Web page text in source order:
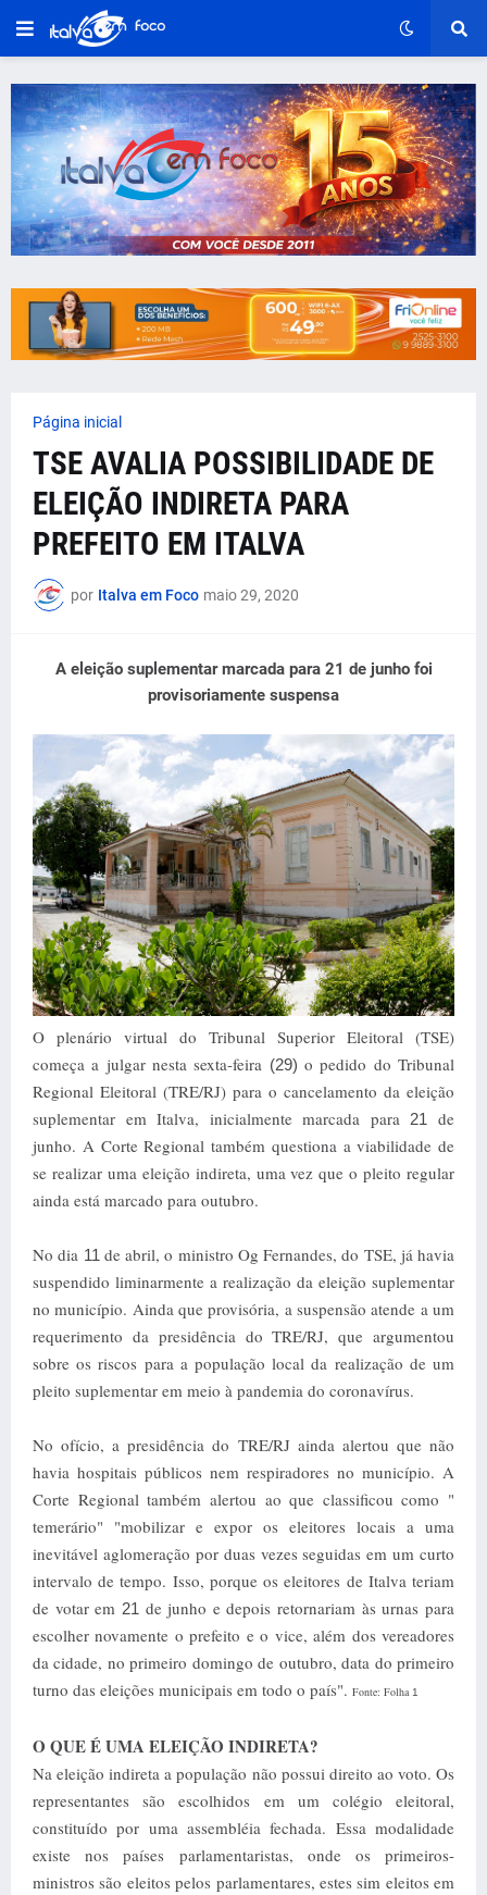
Página inicial
TSE AVALIA POSSIBILIDADE DE
ELEIÇÃO INDIRETA PARA
PREFEITO EM ITALVA
por Italva em Foco maio 29, 2020
A eleição suplementar marcada para 21 de junho foi
provisoriamente suspensa
O plenário virtual do Tribunal Superior Eleitoral (TSE)
começa a julgar nesta sexta-feira (29) o pedido do Tribunal
Regional Eleitoral (TRE/RJ) para o cancelamento da eleição
suplementar em Italva, inicialmente marcada para21
de
junho. A Corte Regional também questiona a viabilidade de
se realizar uma eleição indireta, uma vez que o pleito regular
ainda está marcado para outubro.
No dia 11de abril, o ministro Og Fernandes, do TSE, já havia
suspendido liminarmente a realização da eleição suplementar
no município. Ainda que provisória, a suspensão atende a um
requerimento da presidência do TRE/RJ, que argumentou
sobre os riscos para a população local da realização de um
pleito suplementar em meio à pandemia do coronavírus.
No ofício, a presidência do TRE/RJ ainda alertou que não
havia hospitais públicos nem respiradores no município. A
Corte Regional também alertou ao que classificou como "
temerário" "mobilizar e expor os eleitores locais a uma
inevitável aglomeração por duas vezes seguidas em um curto
intervalo de tempo. Isso, porque os eleitores de Italva teriam
de votar em 21de junho e depois retornariam às urnas para
escolher novamente o prefeito e o vice, além dos vereadores
da cidade, no primeiro domingo de outubro, data do primeiro
turno das eleições municipais em todo o país". Fonte: Folha 1
O QUE É UMA ELEIÇÃO INDIRETA?
Na eleição indireta a população não possui direito ao voto. Os
representantes são escolhidos em um colégio eleitoral,
constituído por uma assembléia fechada. Essa modalidade
existe nos países parlamentaristas, onde os primeiros-
ministros são eleitos pelos parlamentares, estes sim eleitos em